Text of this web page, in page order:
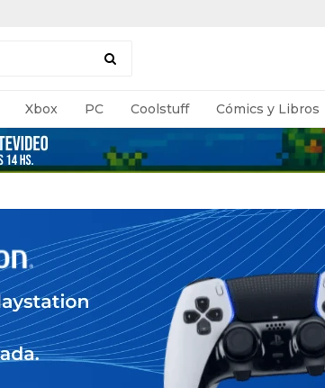
Xbox PC Coolstuff Cómics y Libros